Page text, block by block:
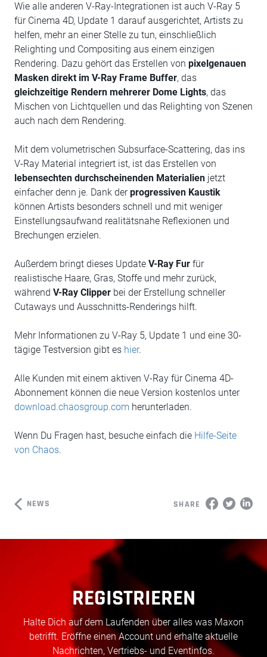
Wie alle anderen V-Ray-Integrationen ist auch V-Ray 5
für Cinema 4D, Update 1 darauf ausgerichtet, Artists zu
helfen, mehr an einer Stelle zu tun, einschließlich
Relighting und Compositing aus einem einzigen
Rendering. Dazu gehört das Erstellen von pixelgenauen
Masken direkt im V-Ray Frame Buffer, das
gleichzeitige Rendern mehrerer Dome Lights, das
Mischen von Lichtquellen und das Relighting von Szenen
auch nach dem Rendering.
Mit dem volumetrischen Subsurface-Scattering, das ins
V-Ray Material integriert ist, ist das Erstellen von
lebensechten durchscheinenden Materialien jetzt
einfacher denn je. Dank derprogressiven Kaustik
können Artists besonders schnell und mit weniger
Einstellungsaufwand realitätsnahe Reflexionen und
Brechungen erzielen.
Außerdem bringt dieses Update V-Ray Fur für
realistische Haare, Gras, Stoffe und mehr zurück,
während V-Ray Clipper bei der Erstellung schneller
Cutaways und Ausschnitts-Renderings hilft.
Mehr Informationen zu V-Ray 5, Update 1 und eine 30-
tägige Testversion gibt es hier.
Alle Kunden mit einem aktiven V-Ray für Cinema 4D-
Abonnement können die neue Version kostenlos unter
download.chaosgroup.com herunterladen.
Wenn Du Fragen hast, besuche einfach die Hilfe-Seite
von Chaos.
NEWS SHARE
REGISTRIEREN
Halte Dich auf dem Laufenden über alles was Maxon
betrifft. Eröffne einen Account und erhalte aktuelle
Nachrichten, Vertriebs- und Eventinfos.